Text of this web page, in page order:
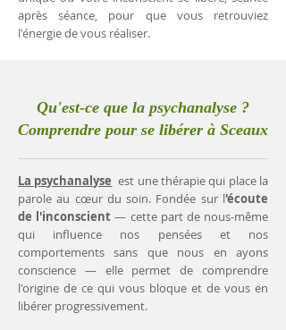
après séance, pour que vous retrouviez
l'énergie de vous réaliser.
Qu'est-ce que la psychanalyse ?
Comprendre pour se libérer à Sceaux
La psychanalyse est une thérapie qui place la
parole au cœur du soin. Fondée sur l'écoute
de l'inconscient— cette part de nous-même
qui influence nos pensées et nos
comportements sans que nous en ayons
conscience — elle permet de comprendre
l'origine de ce qui vous bloque et de vous en
libérer progressivement.